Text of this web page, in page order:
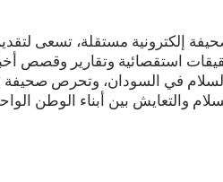
إلكترونية مستقلة، تسعى
استقصائية وتقارير وقصص
في السودان، وتحرص صحيفة
والتعايش بين أبناء الوطن